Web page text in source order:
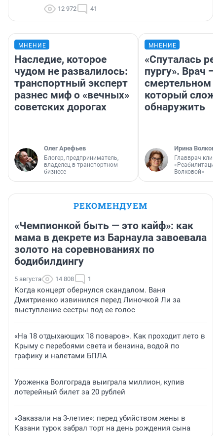
12 972 41
МНЕНИЕ
Наследие, которое
чудом не развалилось:
транспортный эксперт
разнес миф о «вечных»
советских дорогах
Олег Арефьев
Блогер, предприниматель,
владелец в транспортном
бизнесе
МНЕНИЕ
«Спуталась
пургу». Врач —
смертельном
который
обнаружить
Ирина Волкова
Главврач
«Реабилитация
Волковой»
РЕКОМЕНДУЕМ
«Чемпионкой быть — это кайф»: как
мама в декрете из Барнаула завоевала
золото на соревнованиях по
бодибилдингу
5 августа 14 808 1
Когда концерт обернулся скандалом. Ваня
Дмитриенко извинился перед Линочкой Ли за
выступление сестры под ее голос
«На 18 отдыхающих 18 поваров». Как проходит лето в
Крыму с перебоями света и бензина, водой по
графику и налетами БПЛА
Уроженка Волгограда выиграла миллион, купив
лотерейный билет за 20 рублей
«Заказали на 3-летие»: перед убийством жены в
Казани турок забрал торт на день рождения сына